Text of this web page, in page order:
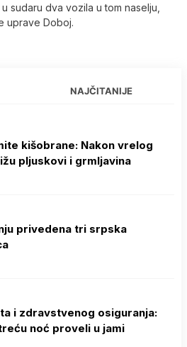
sudaru dva vozila u tom naselju,
uprave Doboj.
NAJČITANIJE
kišobrane: Nakon vrelog
pljuskovi i grmljavina
privedena tri srpska
i zdravstvenog osiguranja:
noć proveli u jami